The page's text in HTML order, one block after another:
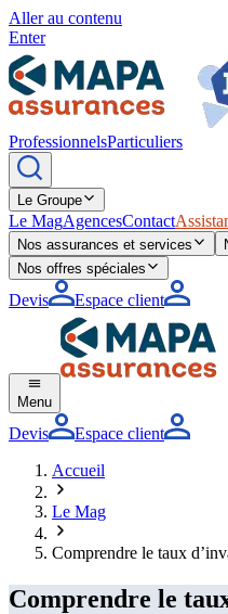
Aller au contenu
Enter
ProfessionnelsParticuliers
Le Groupe
Le MagAgencesContact
Nos assurances et services
Nos offres spéciales
Devis Espace client
Menu
Devis
Espace client
Accueil
Le Mag
Comprendre le taux
Comprendre le